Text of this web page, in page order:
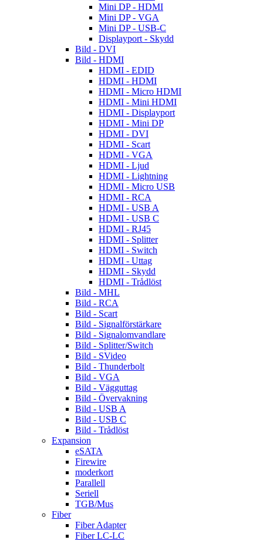
Mini DP - HDMI
Mini DP - VGA
Mini DP - USB-C
Displayport - Skydd
Bild - DVI
Bild - HDMI
HDMI - EDID
HDMI - HDMI
HDMI - Micro HDMI
HDMI - Mini HDMI
HDMI - Displayport
HDMI - Mini DP
HDMI - DVI
HDMI - Scart
HDMI - VGA
HDMI - Ljud
HDMI - Lightning
HDMI - Micro USB
HDMI - RCA
HDMI - USB A
HDMI - USB C
HDMI - RJ45
HDMI - Splitter
HDMI - Switch
HDMI - Uttag
HDMI - Skydd
HDMI - Trådlöst
Bild - MHL
Bild - RCA
Bild - Scart
Bild - Signalförstärkare
Bild - Signalomvandlare
Bild - Splitter/Switch
Bild - SVideo
Bild - Thunderbolt
Bild - VGA
Bild - Vägguttag
Bild - Övervakning
Bild - USB A
Bild - USB C
Bild - Trådlöst
Expansion
eSATA
Firewire
moderkort
Parallell
Seriell
TGB/Mus
Fiber
Fiber Adapter
Fiber LC-LC